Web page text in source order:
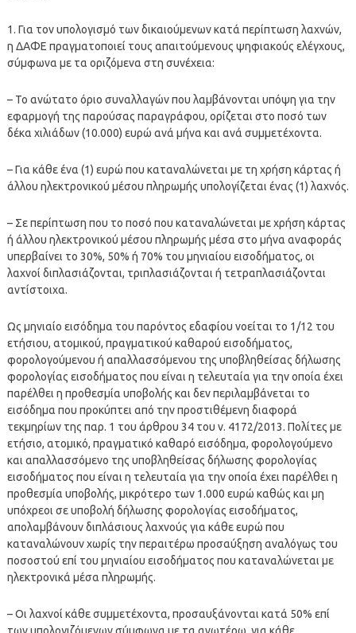
1. Για τον υπολογισμό των δικαιούμενων κατά περίπτωση λαχνών,
η ΔΑΦΕ πραγματοποιεί τους απαιτούμενους ψηφιακούς ελέγχους,
σύμφωνα με τα οριζόμενα στη συνέχεια:
– Το ανώτατο όριο συναλλαγών που λαμβάνονται υπόψη για την
εφαρμογή της παρούσας παραγράφου, ορίζεται στο ποσό των
δέκα χιλιάδων (10.000) ευρώ ανά μήνα και ανά συμμετέχοντα.
– Για κάθε ένα (1) ευρώ που καταναλώνεται με τη χρήση κάρτας ή
άλλου ηλεκτρονικού μέσου πληρωμής υπολογίζεται ένας (1) λαχνός.
– Σε περίπτωση που το ποσό που καταναλώνεται με χρήση κάρτας
ή άλλου ηλεκτρονικού μέσου πληρωμής μέσα στο μήνα αναφοράς
υπερβαίνει το 30%, 50% ή 70% του μηνιαίου εισοδήματος, οι
λαχνοί διπλασιάζονται, τριπλασιάζονται ή τετραπλασιάζονται
αντίστοιχα.
Ως μηνιαίο εισόδημα του παρόντος εδαφίου νοείται το 1/12 του
ετήσιου, ατομικού, πραγματικού καθαρού εισοδήματος,
φορολογούμενου ή απαλλασσόμενου της υποβληθείσας δήλωσης
φορολογίας εισοδήματος που είναι η τελευταία για την οποία έχει
παρέλθει η προθεσμία υποβολής και δεν περιλαμβάνεται το
εισόδημα που προκύπτει από την προστιθέμενη διαφορά
τεκμηρίων της παρ. 1 του άρθρου 34 του ν. 4172/2013. Πολίτες με
ετήσιο, ατομικό, πραγματικό καθαρό εισόδημα, φορολογούμενο
και απαλλασσόμενο της υποβληθείσας δήλωσης φορολογίας
εισοδήματος που είναι η τελευταία για την οποία έχει παρέλθει η
προθεσμία υποβολής, μικρότερο των 1.000 ευρώ καθώς και μη
υπόχρεοι σε υποβολή δήλωσης φορολογίας εισοδήματος,
απολαμβάνουν διπλάσιους λαχνούς για κάθε ευρώ που
καταναλώνουν χωρίς την περαιτέρω προσαύξηση αναλόγως του
ποσοστού επί του μηνιαίου εισοδήματος που καταναλώνεται με
ηλεκτρονικά μέσα πληρωμής.
– Οι λαχνοί κάθε συμμετέχοντα, προσαυξάνονται κατά 50% επί
των υπολογιζόμενων σύμφωνα με τα ανωτέρω, για κάθε